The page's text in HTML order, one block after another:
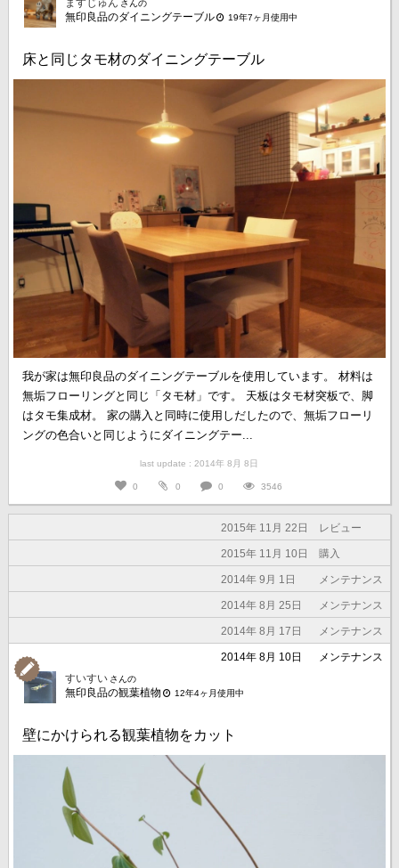
さんの
無印良品のダイニングテーブル 19年7ヶ月使用中
床と同じタモ材のダイニングテーブル
我が家は無印良品のダイニングテーブルを使用しています。 材料は
無垢フローリングと同じ「タモ材」です。 天板はタモ材突板で、脚
はタモ集成材。 家の購入と同時に使用しだしたので、無垢フローリ
ングの色合いと同じようにダイニングテー...
last update : 2014年 8月 8日
0 0 0 3546
2015年 11月 22日 レビュー
2015年 11月 10日 購入
2014年 9月 1日 メンテナンス
2014年 8月 25日 メンテナンス
2014年 8月 17日 メンテナンス
2014年 8月 10日
メンテナンス
すいすい さんの
無印良品の観葉植物 12年4ヶ月使用中
壁にかけられる観葉植物をカット